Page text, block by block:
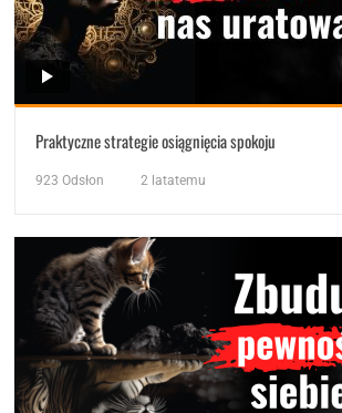
Praktyczne strategie osiągnięcia spokoju
923 Odsłon 2 latatemu